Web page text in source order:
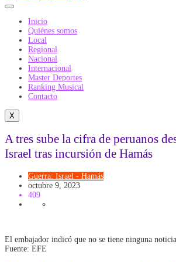
Inicio
Quiénes somos
Local
Regional
Nacional
Internacional
Master Deportes
Ranking Musical
Contacto
X
A tres sube la cifra de peruanos
Israel tras incursión de Hamás
Guerra: Israel - Hamás
octubre 9, 2023
409
El embajador indicó que no se tiene ninguna noticia
Fuente: EFE